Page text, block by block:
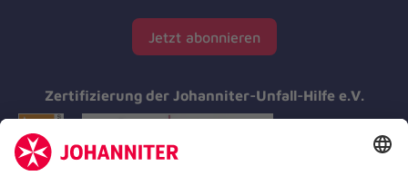
Jetzt abonnieren
Zertifizierung der Johanniter-Unfall-Hilfe e.V.